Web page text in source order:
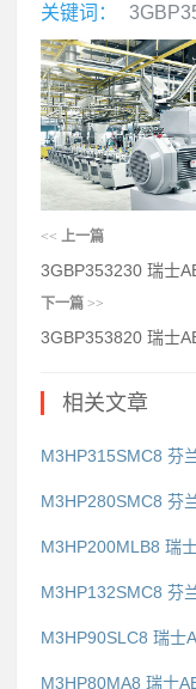
关键词：
<< 上一篇
3GBP353230 瑞士
下一篇 >>
3GBP353820 瑞士
相关文章
M3HP315SMC8 芬
M3HP280SMC8 芬
M3HP200MLB8 瑞
M3HP132SMC8 芬
M3HP90SLC8 瑞士
M3HP80MA8 瑞士